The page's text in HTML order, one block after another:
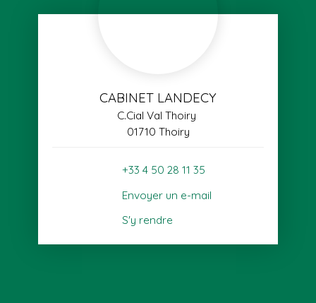
CABINET LANDECY
C.Cial Val Thoiry
01710 Thoiry
+33 4 50 28 11 35
Envoyer un e-mail
S'y rendre